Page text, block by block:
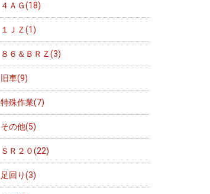
４ＡＧ(18)
１ＪＺ(1)
８６＆ＢＲＺ(3)
旧車(9)
特殊作業(7)
その他(5)
ＳＲ２０(22)
足回り(3)